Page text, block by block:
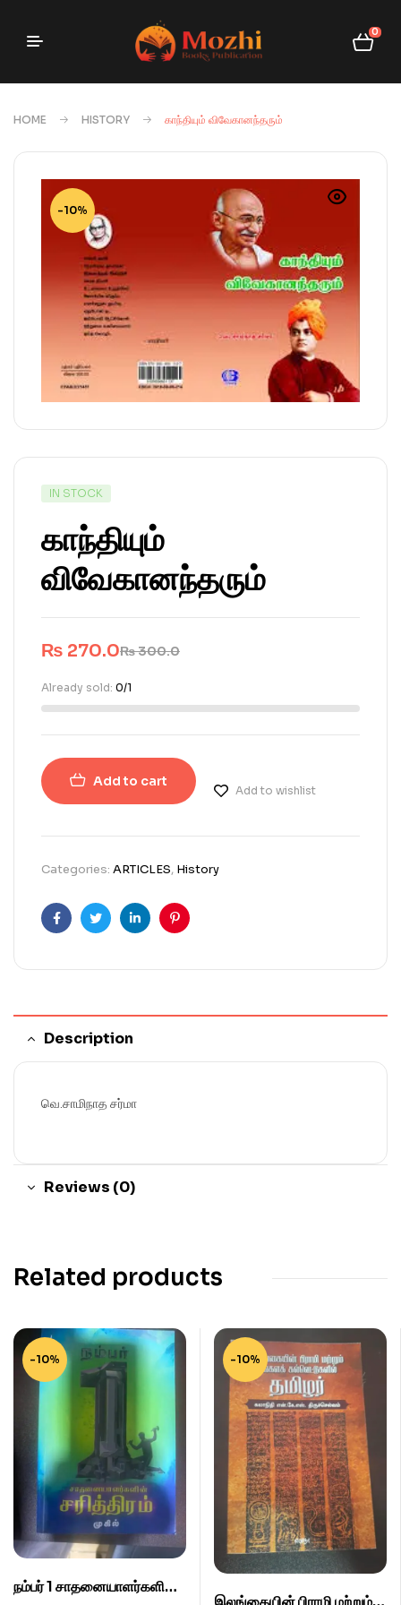
0
HOME HISTORY காந்தியும் விவேகானந்தரும்
-10%
IN STOCK
காந்தியும்
விவேகானந்தரும்
₨300.0
₨ 270.0
Already sold: 0/1
Add to cart
Add to wishlist
Categories: ARTICLES, History
FacebookTwitterLinkedinPinterest
Description
வெ.சாமிநாத சர்மா
Reviews (0)
Related products
-10%
நம்பர் 1 சாதனையாளர்களின்
-10%